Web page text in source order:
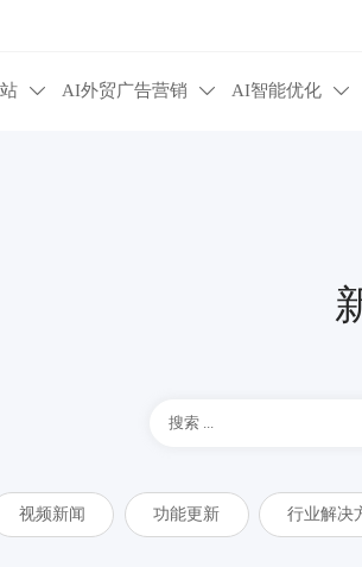
 AI外贸广告营销  AI智能优化 
视频新闻 功能更新 行业解决